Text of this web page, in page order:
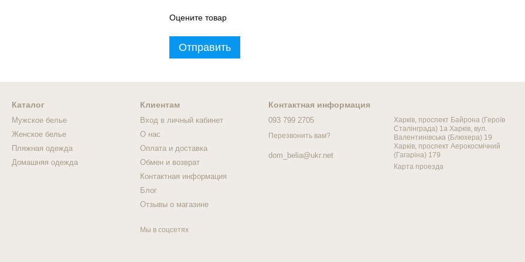
Оцените товар
Отправить
Каталог
Мужское белье
Женское белье
Пляжная одежда
Домашняя одежда
Клиентам
Вход в личный кабинет
О нас
Оплата и доставка
Обмен и возврат
Контактная информация
Блог
Отзывы о магазине
Мы в соцсетях
Контактная информация
093 799 2705
Перезвонить вам?
dom_belia@ukr.net
Харків, проспект Байрона (Героїв
Сталінграда) 1а Харків, вул.
Валентинівська (Блюхера) 19
Харків, проспект Аерокосмічний
(Гагаріна) 179
Карта проезда